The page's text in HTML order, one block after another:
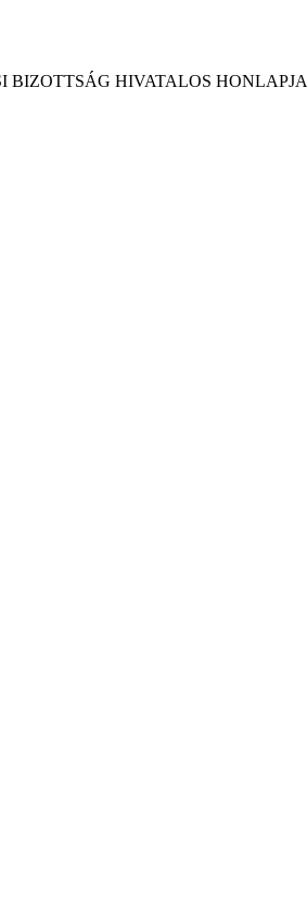
BIZOTTSÁG HIVATALOS HONLAPJA